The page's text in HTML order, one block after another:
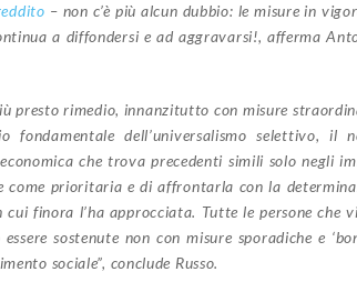
– non c’è più alcun dubbio: le misure in
a diffondersi e ad aggravarsi!, afferma
presto rimedio, innanzitutto con misure
fondamentale dell’universalismo selettivo, il
economica che trova precedenti simili solo negli
come prioritaria e di affrontarla con la
cui finora l’ha approcciata. Tutte le persone che
sostenute non con misure sporadiche e
sociale”, conclude Russo.